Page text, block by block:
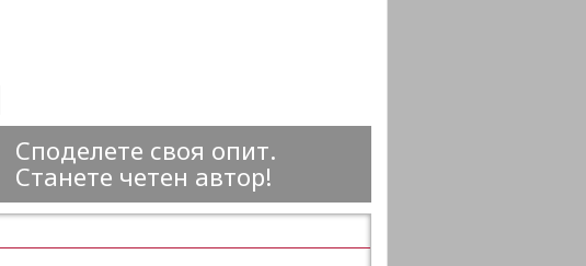
Споделете своя опит.
Станете четен автор!